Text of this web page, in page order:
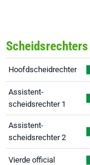
Scheidsrechters
Hoofdscheidrechter
Assistent-
scheidsrechter 1
Assistent-
scheidsrechter 2
Vierde official